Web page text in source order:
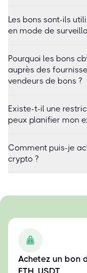
Les bons sont-ils
en mode de
Pourquoi les bons
auprès des
vendeurs de bons ?
Existe-t-il une
peux planifier mon
Comment puis-je
crypto ?
Achetez un bon
ETH, USDT